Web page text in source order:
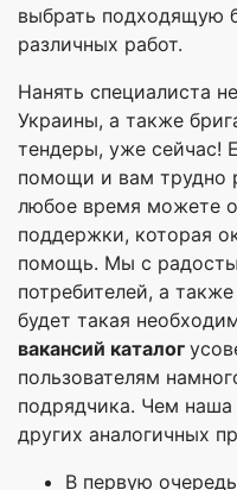
выбрать подходящую
различных работ.
Нанять специалиста
Украины, а также
тендеры, уже сейчас!
помощи и вам трудно
любое время можете
поддержки, которая
помощь. Мы с
потребителей, а
будет такая
вакансий каталог
пользователям
подрядчика. Чем наша
других аналогичных
В первую